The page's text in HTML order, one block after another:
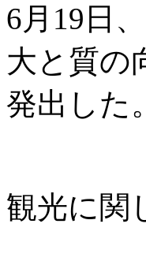
6月19日
大と質の
発出した。
観光に関